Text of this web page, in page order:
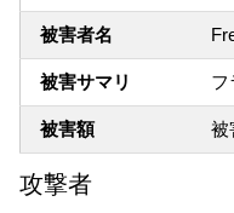
被害者名
被害サマリ フ
被害額 被
攻撃者